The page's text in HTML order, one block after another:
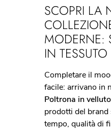
SCOPRI LA
MODERNE:
IN
Completare il
facile: arrivano in
Poltrona in
prodotti del brand
tempo, qualità di